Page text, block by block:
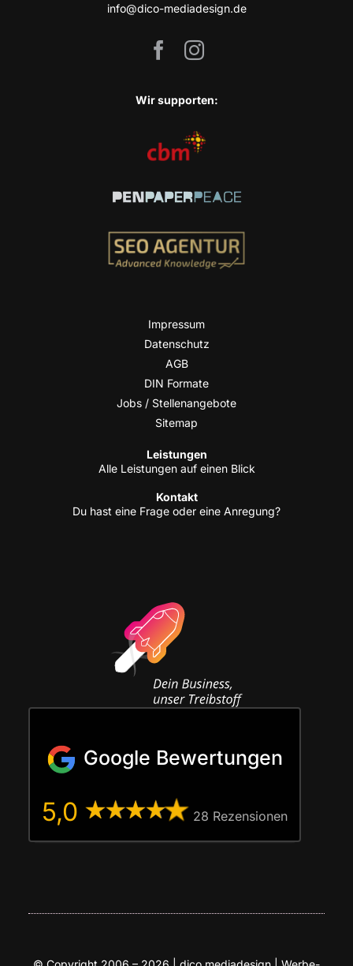
info@dico-mediadesign.de
Wir sup­port­en:
Impres­sum
Daten­schutz
AGB
DIN For­ma­te
Jobs / Stellenangebote
Site­map
Leis­tun­gen
Alle Leis­tun­gen auf einen Blick
Kon­takt
Du hast eine Fra­ge oder eine Anregung?
Google Bewertungen
5,0 28 Rezen­sio­nen